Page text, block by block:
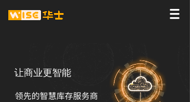
让商业更智能
领先的智慧库存服务商